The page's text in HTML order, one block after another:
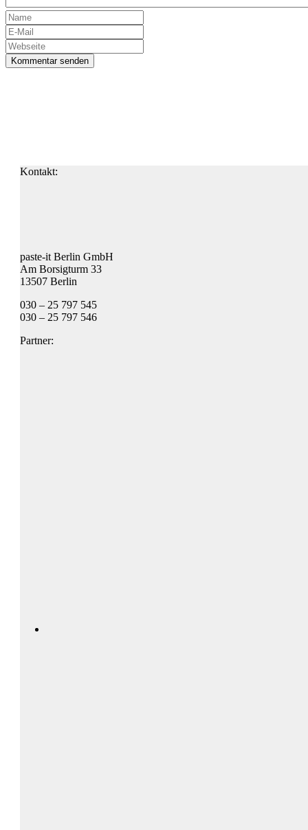
Kommentar senden
Kontakt:
paste-it Berlin GmbH
Am Borsigturm 33
13507 Berlin
030 – 25 797 545
030 – 25 797 546
Partner: